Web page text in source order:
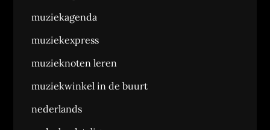
muziekagenda
muziekexpress
muzieknoten leren
muziekwinkel in de buurt
nederlands